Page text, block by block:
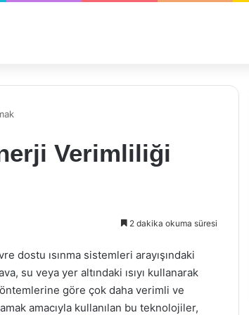
Verimliliği
2 dakika okuma süresi
dostu ısınma sistemleri arayışındaki
su veya yer altındaki ısıyı kullanarak
göre çok daha verimli ve
amacıyla kullanılan bu teknolojiler,